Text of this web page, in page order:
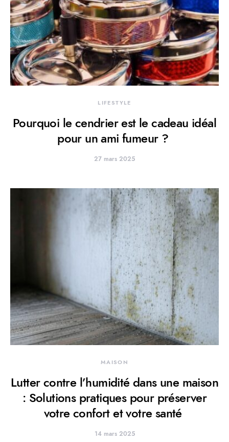
LIFESTYLE
Pourquoi le cendrier est le cadeau idéal
pour un ami fumeur ?
27 mars 2025
MAISON
Lutter contre l’humidité dans une maison
: Solutions pratiques pour préserver
votre confort et votre santé
14 mars 2025